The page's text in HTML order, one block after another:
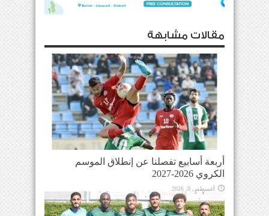
مقالات مشابهة
أربعة أسابيع تفصلنا عن إنطلاق الموسم
الكروي 2026-2027
أغسطس 8, 2026